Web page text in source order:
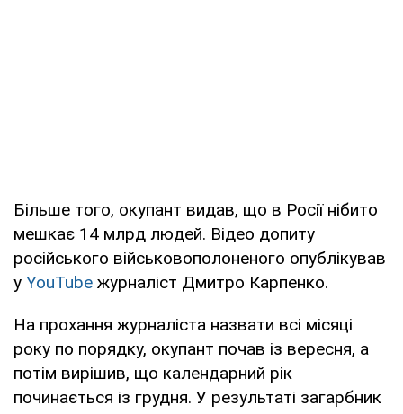
Більше того, окупант видав, що в Росії нібито
мешкає 14 млрд людей. Відео допиту
російського військовополоненого опублікував
у YouTube журналіст Дмитро Карпенко.
На прохання журналіста назвати всі місяці
року по порядку, окупант почав із вересня, а
потім вирішив, що календарний рік
починається із грудня. У результаті загарбник